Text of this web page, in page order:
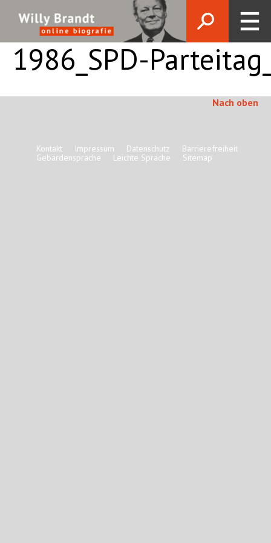
1986_SPD-
Nach oben
Kontakt Impressum Datenschutz
Barrierefreiheit
Gebärdensprache
Leichte Sprache Sitemap